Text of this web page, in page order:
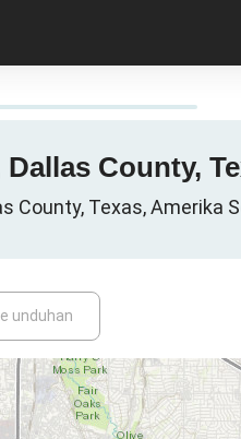
County,
County, Texas, Amerika
unduhan